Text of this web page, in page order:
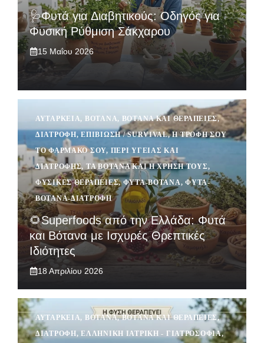
🩺Φυτά για Διαβητικούς: Οδηγός για
Φυσική Ρύθμιση Σάκχαρου
15 Μαΐου 2026
ΑΥΤΆΡΚΕΙΑ, ΒΌΤΑΝΑ, ΒΌΤΑΝΑ ΚΑΙ ΘΕΡΑΠΕΊΕΣ,
ΔΙΑΤΡΟΦΉ,ΕΠΙΒΊΩΣΗ / SURVIVAL,Η ΤΡΟΦΉ ΣΟΥ
ΤΟ ΦΆΡΜΑΚΟ ΣΟΥ, ΠΕΡΊ ΥΓΕΊΑΣ ΚΑΙ
ΔΙΑΤΡΟΦΉΣ, ΤΑ ΒΌΤΑΝΑ ΚΑΙ Η ΧΡΉΣΗ ΤΟΥΣ,
ΦΥΣΙΚΈΣ ΘΕΡΑΠΕΊΕΣ,ΦΥΤΆ-ΒΌΤΑΝΑ,ΦΥΤΆ-
ΒΌΤΑΝΑ-ΔΙΑΤΡΟΦΉ
🌻Superfoods από την Ελλάδα: Φυτά
και Βότανα με Ισχυρές Θρεπτικές
Ιδιότητες
18 Απριλίου 2026
ΑΥΤΆΡΚΕΙΑ, ΒΌΤΑΝΑ,ΒΌΤΑΝΑ ΚΑΙ ΘΕΡΑΠΕΊΕΣ,
ΔΙΑΤΡΟΦΉ,ΕΛΛΗΝΙΚΉ ΙΑΤΡΙΚΉ - ΓΙΑΤΡΟΣΌΦΙΑ,